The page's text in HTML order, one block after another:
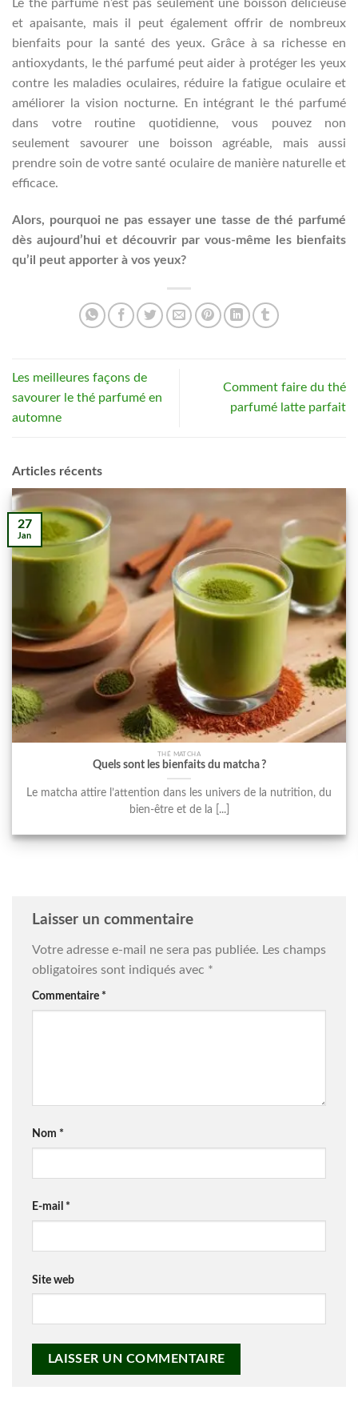
Le thé parfumé n’est pas seulement une boisson délicieuse
et apaisante, mais il peut également offrir de nombreux
bienfaits pour la santé des yeux. Grâce à sa richesse en
antioxydants, le thé parfumé peut aider à protéger les yeux
contre les maladies oculaires, réduire la fatigue oculaire et
améliorer la vision nocturne. En intégrant le thé parfumé
dans votre routine quotidienne, vous pouvez non
seulement savourer une boisson agréable, mais aussi
prendre soin de votre santé oculaire de manière naturelle et
efficace.
Alors, pourquoi ne pas essayer une tasse de thé parfumé
dès aujourd’hui et découvrir par vous-même les bienfaits
qu’il peut apporter à vos yeux?
Les meilleures façons de
savourer le thé parfumé en
automne
Comment faire du thé
parfumé latte parfait
Articles récents
THÉ MATCHA
Quels sont les bienfaits du matcha ?
Le matcha attire l’attention dans les univers de la nutrition, du
bien-être et de la [...]
27
Jan
Laisser un commentaire
Votre adresse e-mail ne sera pas publiée. Les champs
obligatoires sont indiqués avec *
Commentaire *
Nom *
E-mail *
Site web